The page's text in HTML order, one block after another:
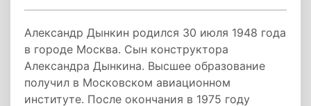
Александр Дынкин родился 30 июля 1948 года
в городе Москва. Сын конструктора
Александра Дынкина. Высшее образование
получил в Московском авиационном
институте. После окончания в 1975 году